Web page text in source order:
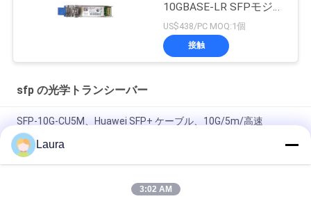
10GBASE-LR SFPモジュ
ール
US$438/PC MOQ:1個
接触
sfp の光学トランシーバー
SFP-10G-CU5M、Huawei SFP+ ケーブル、10G/5m/高速
QSFP28-100G-CU5M 100GBASE-CR4 QSFP28 パッシブ銅線
DAC ケーブル 5M
QSFP56-200G-SR4 850nm 100m MPO-12 光トランシーバ モジ
Laura
3:02 AM